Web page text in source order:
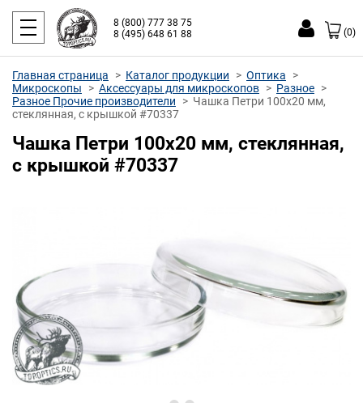
8 (800) 777 38 75
8 (495) 648 61 88
(0)
Главная страница Каталог продукции
Оптика
Микроскопы
Аксессуары для микроскопов
Разное
Разное Прочие производители
Чашка Петри 100х20 мм,
стеклянная, с крышкой #70337
Чашка Петри 100х20 мм, стеклянная,
с крышкой #70337